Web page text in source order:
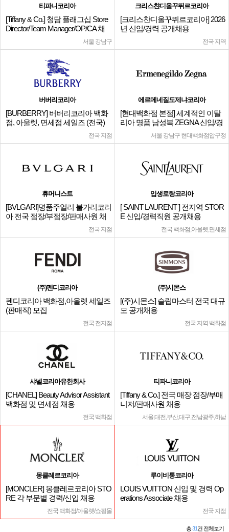
티파니코리아
[Tiffany & Co.] 청담 플래그십 Store
Director/Team Manager/OP/CA 채
서울 강남구
크리스챤디올꾸뛰르코리아
[크리스챤디올꾸뛰르코리아] 2026
년 신입/경력 공개채용
전국 지역
버버리코리아
[BURBERRY] 버버리코리아 백화
점, 아울렛, 면세점 세일즈 (전국)
전국 지점
에르메네질도제냐코리아
[현대백화점 본점] 세계적인 이탈
리아 명품 남성복 ZEGNA 신입/경
서울 강남구 현대백화점압구정
휴머니스트
[BVLGARI]명품주얼리 불가리코리
아 전국 점장/부점장/판매사원 채
전국 지점
입생로랑코리아
[ SAINT LAURENT ] 전지역 STOR
E 신입/경력직원 공개채용
전국 백화점,아울렛,면세점
(주)펜디코리아
펜디코리아 백화점,아울렛 세일즈
(판매직) 모집
전국 전지점
(주)시몬스
[(주)시몬스] 슬립마스터 전국 대규
모 공개채용
전국 지역 백화점
샤넬코리아유한회사
[CHANEL] Beauty Advisor Assistant
백화점 및 면세점 채용
전국 백화점
티파니코리아
[Tiffany & Co.] 전국 매장 점장/부매
니저/판매사원 채용
서울,대전,부산,대구,전남광주,하남
몽클레르코리아
[MONCLER] 몽클레르코리아 STO
RE 각 부문별 경력/신입 채용
전국 백화점/아울렛/쇼핑몰
루이비통코리아
LOUIS VUITTON 신입 및 경력 Op
erations Associate 채용
전국 지점
총31건 전체보기